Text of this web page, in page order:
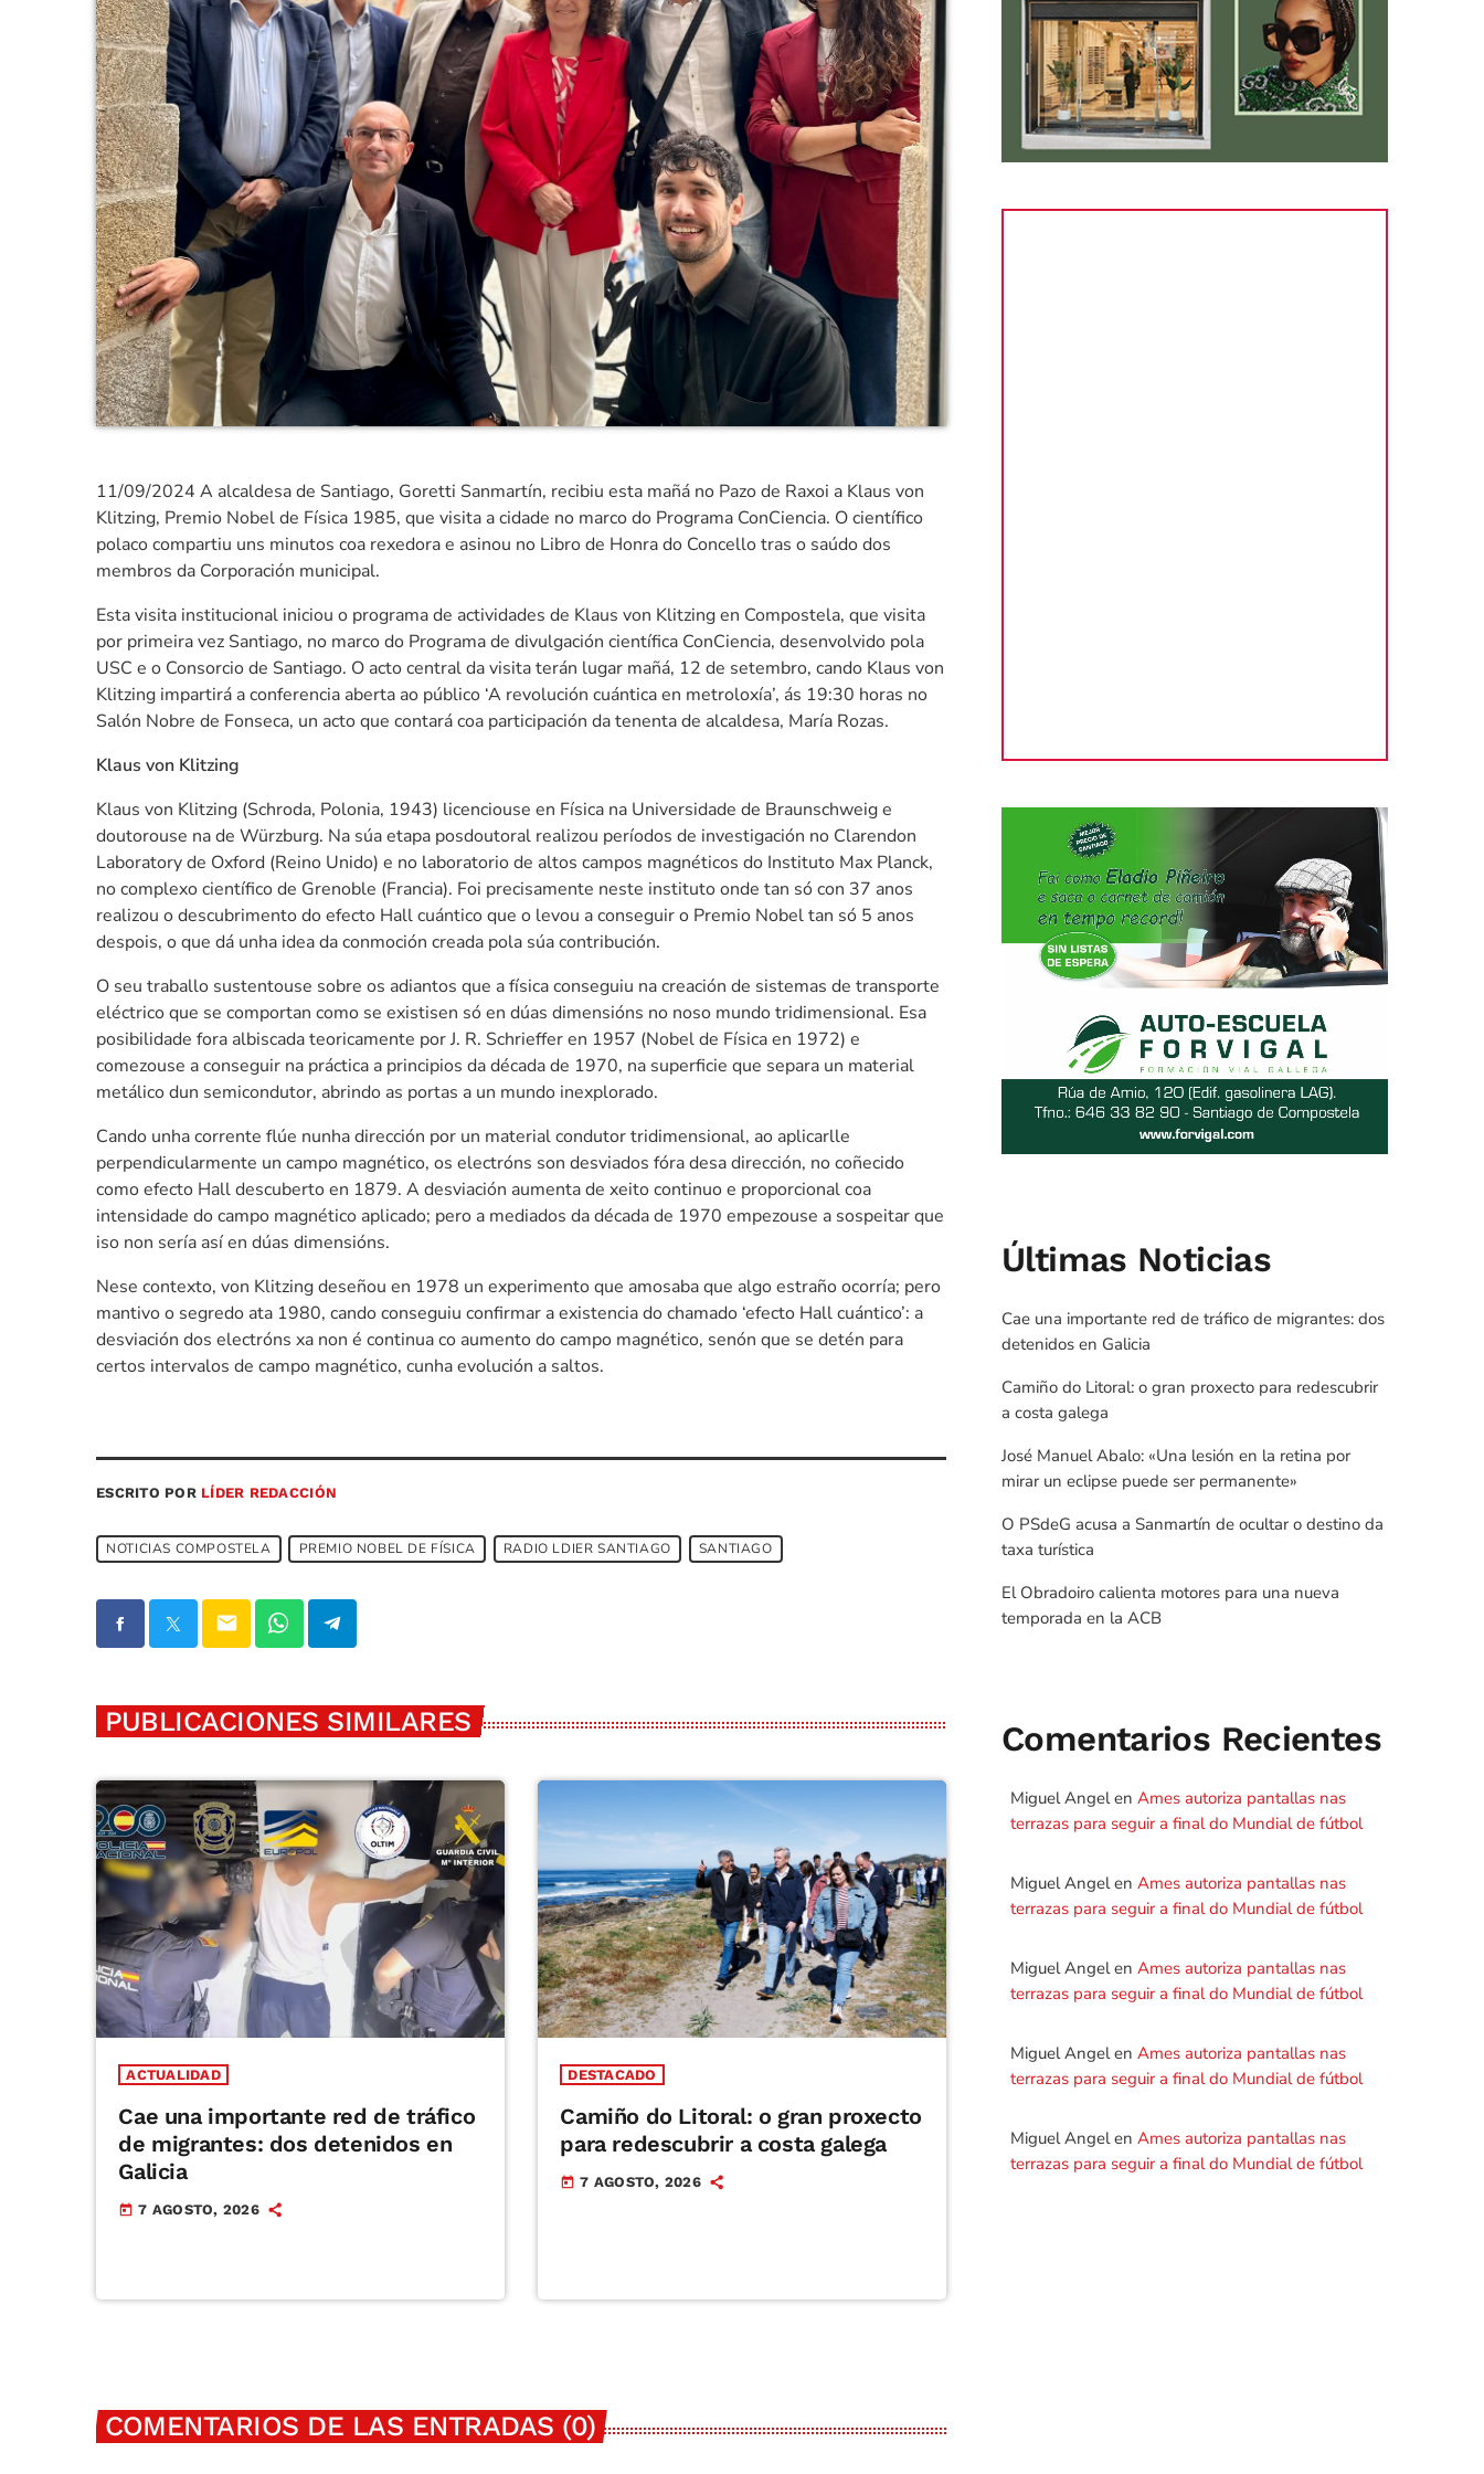
11/09/2024 A alcaldesa de Santiago, Goretti Sanmartín, recibiu esta mañá no Pazo de Raxoi a Klaus von
Klitzing, Premio Nobel de Física 1985, que visita a cidade no marco do Programa ConCiencia. O científico
polaco compartiu uns minutos coa rexedora e asinou no Libro de Honra do Concello tras o saúdo dos
membros da Corporación municipal.
Esta visita institucional iniciou o programa de actividades de Klaus von Klitzing en Compostela, que visita
por primeira vez Santiago, no marco do Programa de divulgación científica ConCiencia, desenvolvido pola
USC e o Consorcio de Santiago. O acto central da visita terán lugar mañá, 12 de setembro, cando Klaus von
Klitzing impartirá a conferencia aberta ao público ‘A revolución cuántica en metroloxía’, ás 19:30 horas no
Salón Nobre de Fonseca, un acto que contará coa participación da tenenta de alcaldesa, María Rozas.
Klaus von Klitzing
Klaus von Klitzing (Schroda, Polonia, 1943) licenciouse en Física na Universidade de Braunschweig e
doutorouse na de Würzburg. Na súa etapa posdoutoral realizou períodos de investigación no Clarendon
Laboratory de Oxford (Reino Unido) e no laboratorio de altos campos magnéticos do Instituto Max Planck,
no complexo científico de Grenoble (Francia). Foi precisamente neste instituto onde tan só con 37 anos
realizou o descubrimento do efecto Hall cuántico que o levou a conseguir o Premio Nobel tan só 5 anos
despois, o que dá unha idea da conmoción creada pola súa contribución.
O seu traballo sustentouse sobre os adiantos que a física conseguiu na creación de sistemas de transporte
eléctrico que se comportan como se existisen só en dúas dimensións no noso mundo tridimensional. Esa
posibilidade fora albiscada teoricamente por J. R. Schrieffer en 1957 (Nobel de Física en 1972) e
comezouse a conseguir na práctica a principios da década de 1970, na superficie que separa un material
metálico dun semicondutor, abrindo as portas a un mundo inexplorado.
Cando unha corrente flúe nunha dirección por un material condutor tridimensional, ao aplicarlle
perpendicularmente un campo magnético, os electróns son desviados fóra desa dirección, no coñecido
como efecto Hall descuberto en 1879. A desviación aumenta de xeito continuo e proporcional coa
intensidade do campo magnético aplicado; pero a mediados da década de 1970 empezouse a sospeitar que
iso non sería así en dúas dimensións.
Nese contexto, von Klitzing deseñou en 1978 un experimento que amosaba que algo estraño ocorría; pero
mantivo o segredo ata 1980, cando conseguiu confirmar a existencia do chamado ‘efecto Hall cuántico’: a
desviación dos electróns xa non é continua co aumento do campo magnético, senón que se detén para
certos intervalos de campo magnético, cunha evolución a saltos.
ESCRITO POR LÍDER REDACCIÓN
NOTICIAS COMPOSTELA PREMIO NOBEL DE FÍSICA RADIO LDIER SANTIAGO SANTIAGO
email
PUBLICACIONES SIMILARES
ACTUALIDAD
Cae una importante red de tráfico
de migrantes: dos detenidos en
Galicia
today 7 AGOSTO, 2026
DESTACADO
Camiño do Litoral: o gran proxecto
para redescubrir a costa galega
today 7 AGOSTO, 2026
COMENTARIOS DE LAS ENTRADAS (0)
Últimas Noticias
Cae una importante red de tráfico de migrantes: dos
detenidos en Galicia
Camiño do Litoral: o gran proxecto para redescubrir
a costa galega
José Manuel Abalo: «Una lesión en la retina por
mirar un eclipse puede ser permanente»
O PSdeG acusa a Sanmartín de ocultar o destino da
taxa turística
El Obradoiro calienta motores para una nueva
temporada en la ACB
Comentarios Recientes
Miguel Angelen Ames autoriza pantallas nas
terrazas para seguir a final do Mundial de fútbol
Miguel Angelen Ames autoriza pantallas nas
terrazas para seguir a final do Mundial de fútbol
Miguel Angelen Ames autoriza pantallas nas
terrazas para seguir a final do Mundial de fútbol
Miguel Angelen Ames autoriza pantallas nas
terrazas para seguir a final do Mundial de fútbol
Miguel Angelen Ames autoriza pantallas nas
terrazas para seguir a final do Mundial de fútbol